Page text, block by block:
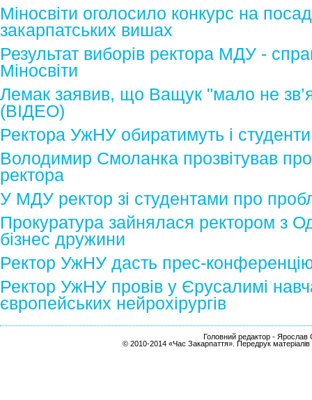
Міносвіти оголосило конкурс на
закарпатських вишах
Результат виборів ректора МДУ -
Міносвіти
Лемак заявив, що Ващук "мало не
(ВІДЕО)
Ректора УжНУ обиратимуть і студенти
Володимир Смоланка прозвітував
ректора
У МДУ ректор зі студентами про
Прокуратура зайнялася ректором з
бізнес дружини
Ректор УжНУ дасть прес-
Ректор УжНУ провів у Єрусалимі
європейських нейрохірургів
Головний редактор - Ярослав
© 2010-2014 «Час Закарпаття». Передрук